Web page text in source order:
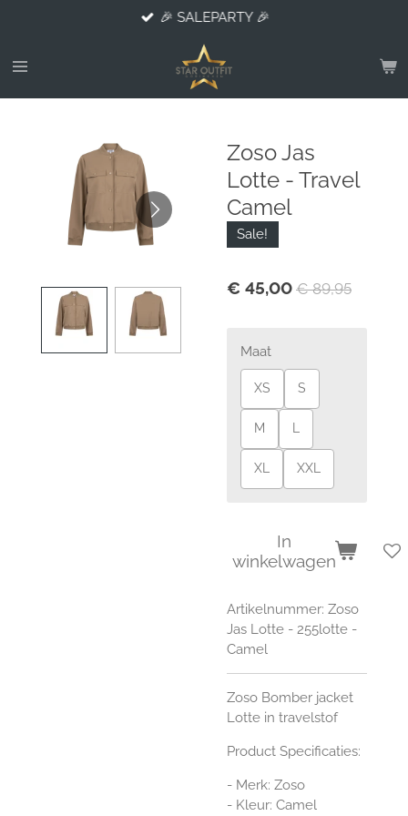
naar
hoofdinhoud
🎉 SALEPARTY 🎉
Zoso Jas
Lotte - Travel
Camel
Sale!
€ 45,00 € 89,95
Maat
XS S
M
XL XXL
In
winkelwagen
Artikelnummer: Zoso
Jas Lotte - 255lotte -
Camel
Zoso Bomber jacket
Lotte in travelstof
Product Specificaties:
- Merk: Zoso
- Kleur: Camel